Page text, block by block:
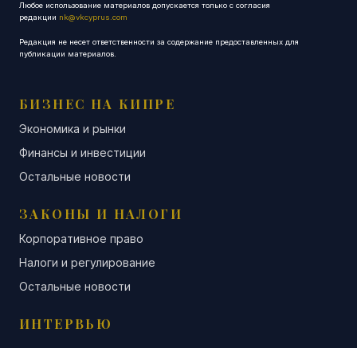
Любое использование материалов допускается только с согласия
редакции nk@vkcyprus.com
Редакция не несет ответственности за содержание предоставленных для
публикации материалов.
БИЗНЕС НА КИПРЕ
Экономика и рынки
Финансы и инвестиции
Остальные новости
ЗАКОНЫ И НАЛОГИ
Корпоративное право
Налоги и регулирование
Остальные новости
ИНТЕРВЬЮ